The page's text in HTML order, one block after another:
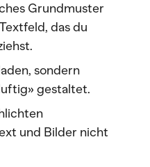
Grundmuster
das du
sondern
gestaltet.
und Bilder nicht